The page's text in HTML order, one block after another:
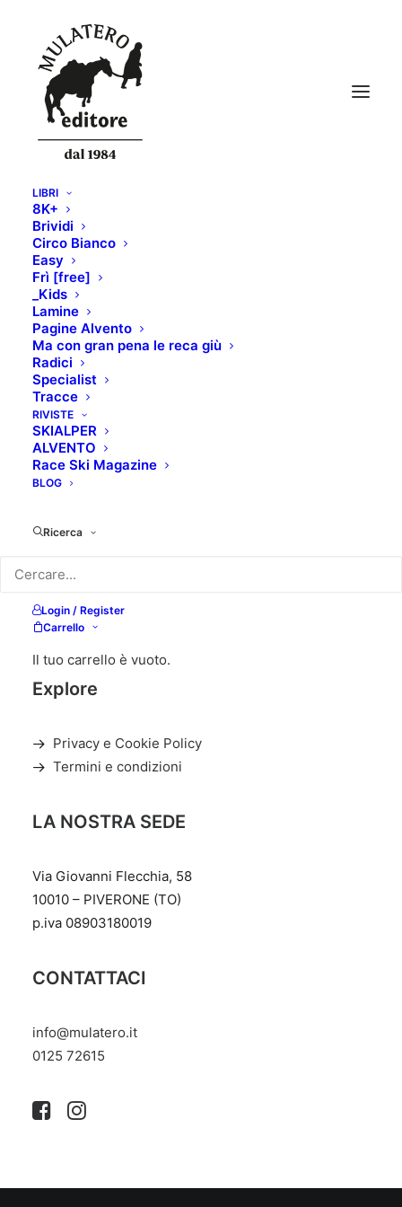
LIBRI
8K+
Brividi
Circo Bianco
Easy
Frì [free]
_Kids
Lamine
Pagine Alvento
Ma con gran pena le reca giù
Radici
Specialist
Tracce
RIVISTE
SKIALPER
ALVENTO
Race Ski Magazine
BLOG
Ricerca
Login / Register
Carrello
Il tuo carrello è vuoto.
Home
Explore
Privacy e Cookie Policy
Termini e condizioni
LA NOSTRA SEDE
Via Giovanni Flecchia, 58
10010 – PIVERONE (TO)
p.iva 08903180019
CONTATTACI
info@mulatero.it
‭0125 72615‬